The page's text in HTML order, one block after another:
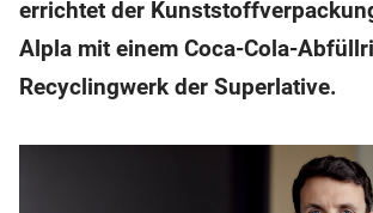
errichtet der
Alpla mit einem Coca-Cola-
Recyclingwerk der Superlative.